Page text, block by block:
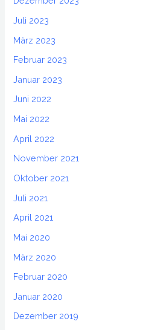
Juli 2023
März 2023
Februar 2023
Januar 2023
Juni 2022
Mai 2022
April 2022
November 2021
Oktober 2021
Juli 2021
April 2021
Mai 2020
März 2020
Februar 2020
Januar 2020
Dezember 2019